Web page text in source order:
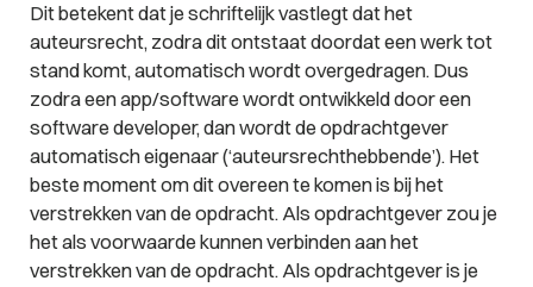
Dit betekent dat je schriftelijk vastlegt dat het
auteursrecht, zodra dit ontstaat doordat een werk tot
stand komt, automatisch wordt overgedragen. Dus
zodra een app/software wordt ontwikkeld door een
software developer, dan wordt de opdrachtgever
automatisch eigenaar (‘auteursrechthebbende’). Het
beste moment om dit overeen te komen is bij het
verstrekken van de opdracht. Als opdrachtgever zou je
het als voorwaarde kunnen verbinden aan het
verstrekken van de opdracht. Als opdrachtgever is je